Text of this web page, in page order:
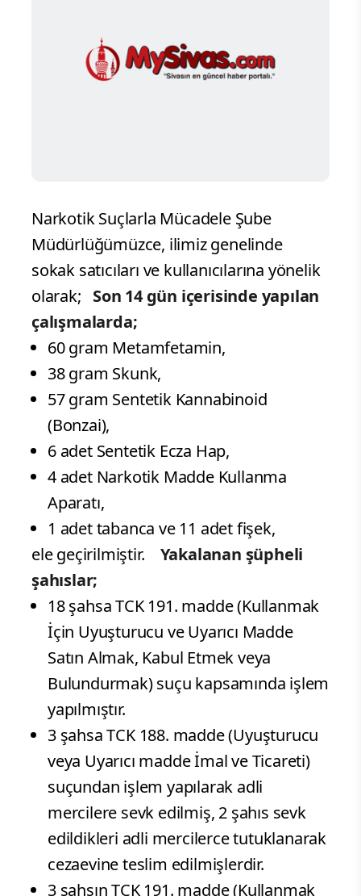
Narkotik Suçlarla Mücadele Şube
Müdürlüğümüzce, ilimiz genelinde
sokak satıcıları ve kullanıcılarına yönelik
olarak; Son 14 gün içerisinde yapılan
çalışmalarda;
60 gram Metamfetamin,
38 gram Skunk,
57 gram Sentetik Kannabinoid
(Bonzai),
6 adet Sentetik Ecza Hap,
4 adet Narkotik Madde Kullanma
Aparatı,
1 adet tabanca ve 11 adet fişek,
ele geçirilmiştir.
Yakalanan şüpheli
şahıslar;
18 şahsa TCK 191. madde (Kullanmak
İçin Uyuşturucu ve Uyarıcı Madde
Satın Almak, Kabul Etmek veya
Bulundurmak) suçu kapsamında işlem
yapılmıştır.
3 şahsa TCK 188. madde (Uyuşturucu
veya Uyarıcı madde İmal ve Ticareti)
suçundan işlem yapılarak adli
mercilere sevk edilmiş, 2 şahıs sevk
edildikleri adli mercilerce tutuklanarak
cezaevine teslim edilmişlerdir.
3 şahsın TCK 191. madde (Kullanmak